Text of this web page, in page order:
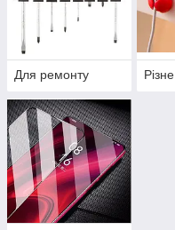
Для ремонту Різне